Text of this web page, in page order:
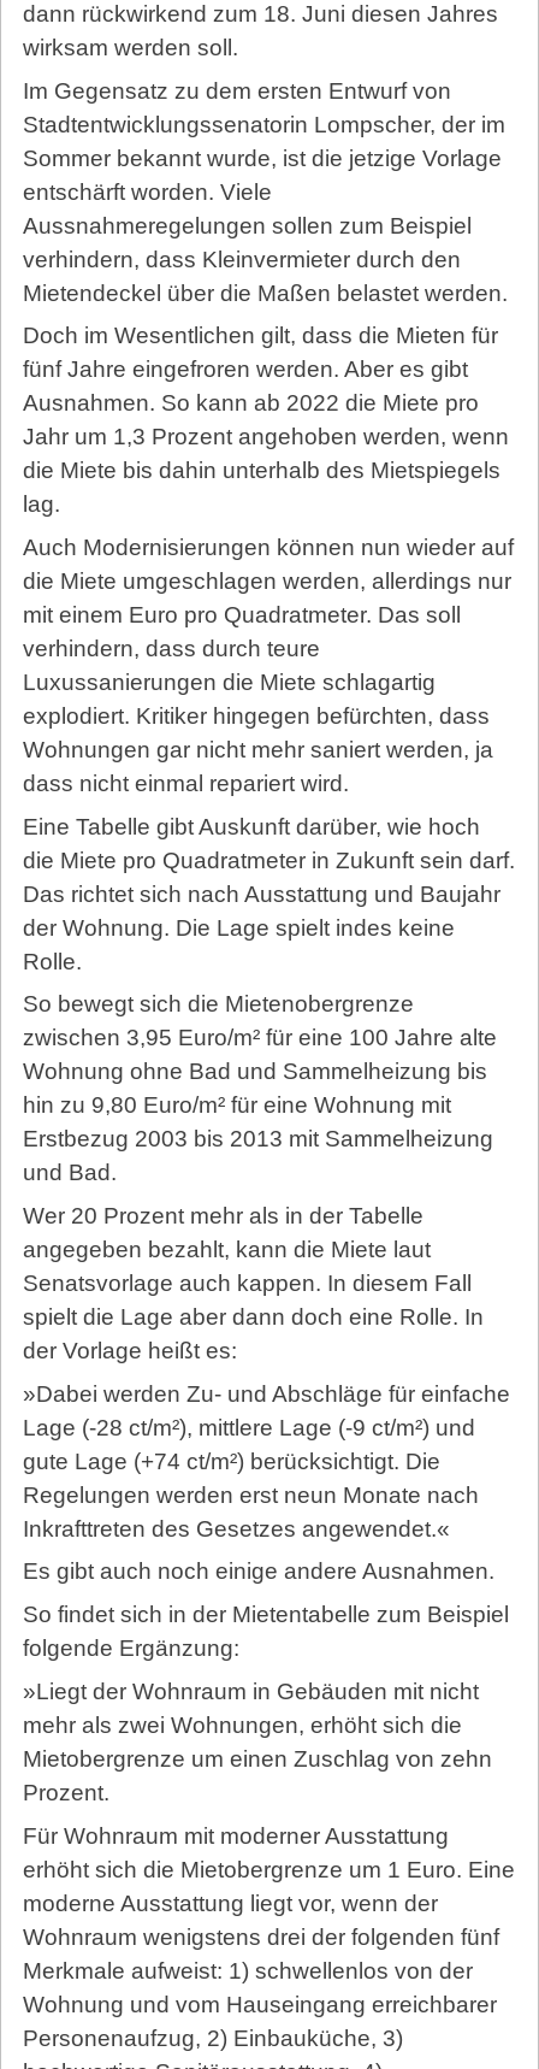
dann rückwirkend zum 18. Juni diesen Jahres
wirksam werden soll.
Im Gegensatz zu dem ersten Entwurf von
Stadtentwicklungssenatorin Lompscher, der im
Sommer bekannt wurde, ist die jetzige Vorlage
entschärft worden. Viele
Aussnahmeregelungen sollen zum Beispiel
verhindern, dass Kleinvermieter durch den
Mietendeckel über die Maßen belastet werden.
Doch im Wesentlichen gilt, dass die Mieten für
fünf Jahre eingefroren werden. Aber es gibt
Ausnahmen. So kann ab 2022 die Miete pro
Jahr um 1,3 Prozent angehoben werden, wenn
die Miete bis dahin unterhalb des Mietspiegels
lag.
Auch Modernisierungen können nun wieder auf
die Miete umgeschlagen werden, allerdings nur
mit einem Euro pro Quadratmeter. Das soll
verhindern, dass durch teure
Luxussanierungen die Miete schlagartig
explodiert. Kritiker hingegen befürchten, dass
Wohnungen gar nicht mehr saniert werden, ja
dass nicht einmal repariert wird.
Eine Tabelle gibt Auskunft darüber, wie hoch
die Miete pro Quadratmeter in Zukunft sein darf.
Das richtet sich nach Ausstattung und Baujahr
der Wohnung. Die Lage spielt indes keine
Rolle.
So bewegt sich die Mietenobergrenze
zwischen 3,95 Euro/m² für eine 100 Jahre alte
Wohnung ohne Bad und Sammelheizung bis
hin zu 9,80 Euro/m² für eine Wohnung mit
Erstbezug 2003 bis 2013 mit Sammelheizung
und Bad.
Wer 20 Prozent mehr als in der Tabelle
angegeben bezahlt, kann die Miete laut
Senatsvorlage auch kappen. In diesem Fall
spielt die Lage aber dann doch eine Rolle. In
der Vorlage heißt es:
»Dabei werden Zu- und Abschläge für einfache
Lage (-28 ct/m²), mittlere Lage (-9 ct/m²) und
gute Lage (+74 ct/m²) berücksichtigt. Die
Regelungen werden erst neun Monate nach
Inkrafttreten des Gesetzes angewendet.«
Es gibt auch noch einige andere Ausnahmen.
So findet sich in der Mietentabelle zum Beispiel
folgende Ergänzung:
»Liegt der Wohnraum in Gebäuden mit nicht
mehr als zwei Wohnungen, erhöht sich die
Mietobergrenze um einen Zuschlag von zehn
Prozent.
Für Wohnraum mit moderner Ausstattung
erhöht sich die Mietobergrenze um 1 Euro. Eine
moderne Ausstattung liegt vor, wenn der
Wohnraum wenigstens drei der folgenden fünf
Merkmale aufweist: 1) schwellenlos von der
Wohnung und vom Hauseingang erreichbarer
Personenaufzug, 2) Einbauküche, 3)